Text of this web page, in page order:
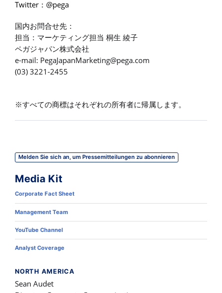
Twitter ： @pega
国内お問合せ先：
担当：マーケティング担当 桐生 綾子
ペガジャパン株式会社
e-mail: PegaJapanMarketing@pega.com
(03) 3221-2455
※すべての商標はそれぞれの所有者に帰属します。
Melden Sie sich an, um Pressemitteilungen zu abonnieren
Media Kit
Corporate Fact Sheet
Management Team
YouTube Channel
Analyst Coverage
NORTH AMERICA
Sean Audet